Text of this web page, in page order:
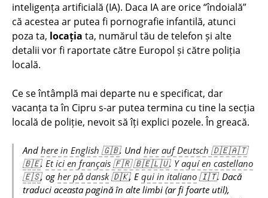
inteligența artificială (IA). Daca IA are orice “îndoială”
că acestea ar putea fi pornografie infantilă, atunci
poza ta, locația ta, numărul tău de telefon și alte
detalii vor fi raportate către Europol și către poliția
locală.
Ce se întâmplă mai departe nu e specificat, dar
vacanța ta în Cipru s-ar putea termina cu tine la secția
locală de poliție, nevoit să îți explici pozele. În greacă.
Andhere in English 🇬🇧. Undhier auf Deutsch 🇩🇪🇦🇹
🇧🇪.Et ici en français 🇫🇷 🇧🇪🇱🇺. Y aquí en castellano
🇪🇸, ogher på dansk🇩🇰, Equi in italiano 🇮🇹. Dacă
traduci aceasta pagină în alte limbi (ar fi foarte util),